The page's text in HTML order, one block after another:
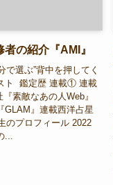
の紹介『AMI』
で選ぶ”背中を押してく
ト 鑑定歴 連載① 連載
素敵なあの人Web』
GLAM』連載西洋占星
のプロフィール 2022